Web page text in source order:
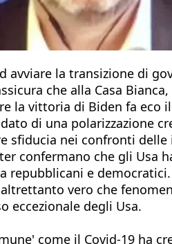
avviare la transizione di
che alla Casa
la vittoria di Biden fa eco
di una polarizzazione
sfiducia nei confronti
confermano che gli
e
vero che
eccezionale degli Usa.
come il Covid-19 ha